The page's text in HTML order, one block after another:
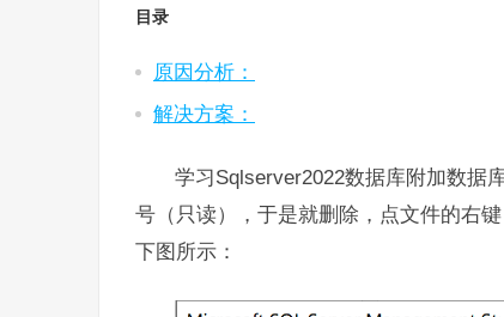
目录
原因分析：
解决方案：
学习Sqlserver2022数据库附加数据
号（只读），于是就删除，点文件的右
下图所示：